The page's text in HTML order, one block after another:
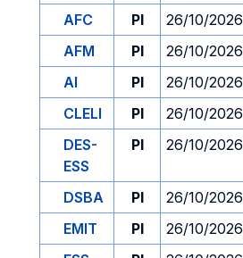
AFC
PI 26/10/2026
AFM
PI 26/10/2026
AI
PI 26/10/2026
CLELI
PI 26/10/2026
DES-
ESS
PI 26/10/2026
DSBA PI 26/10/2026
EMIT
PI 26/10/2026